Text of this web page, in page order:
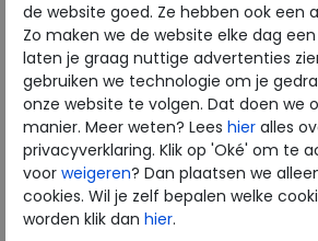
Solidus
Think
Waldlaufer
Westland
Wolky
Herenschoenen
Australian
Birkenstock
Clarks
de website goed. Ze hebben ook een
Zo maken we de website elke dag
laten je graag nuttige advertenties
gebruiken we technologie om je
onze website te volgen. Dat doen we
manier. Meer weten? Lees hier alles
privacyverklaring. Klik op 'Oké' om te
voor weigeren? Dan plaatsen we
cookies. Wil je zelf bepalen welke
worden klik dan hier.